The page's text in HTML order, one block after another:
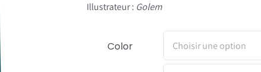
Illustrateur : Golem
Color